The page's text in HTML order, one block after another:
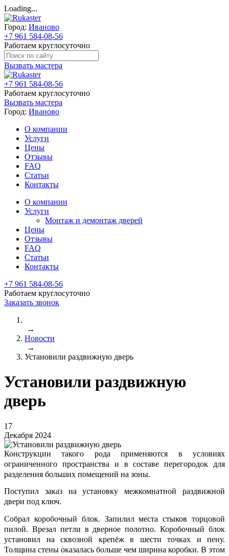
Loading...
Город: Иваново
+7 961 584-08-56
Работаем круглосуточно
Вызвать мастера
+7 961 584-08-56
Работаем круглосуточно
Вызвать мастера
Город: Иваново
О компании
Услуги
Цены
Отзывы
FAQ
Статьи
Контакты
О компании
Услуги
Монтаж и демонтаж дверей
Цены
Отзывы
FAQ
Статьи
Контакты
+7 961 584-08-56
Работаем круглосуточно
Заказать звонок
→
Новости
→
Установили раздвижную дверь
Установили раздвижную
дверь
17
Декабря 2024
Конструкции такого рода применяются в условиях
ограниченного пространства и в составе перегородок для
разделения больших помещений на зоны.
Поступил заказ на установку межкомнатной раздвижной
двери под ключ.
Собрал коробочный блок. Запилил места стыков торцовой
пилой. Врезал петли в дверное полотно. Коробочный блок
установил на сквозной крепёж в шести точках и пену.
Толщина стены оказалась больше чем ширина коробки. В этом